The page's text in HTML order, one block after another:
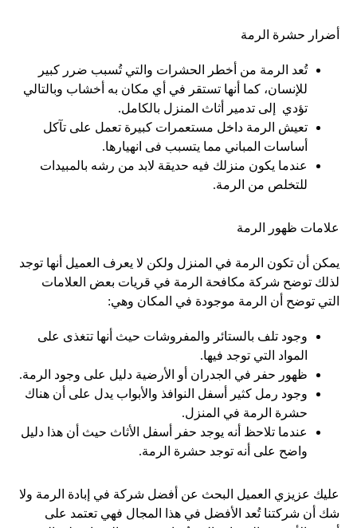
أضرار حشرة الرمة
تُعد الرمة من أخطر الحشرات والتي تُسبب ضرر كبير
للإنسان، كما أنها تستقر في أي مكان به أخشاب وبالتالي
تؤدي إلى تدمير أثاث المنزل بالكامل.
تعيش الرمة داخل مستعمرات كبيرة تعمل على تآكل
أساسات المباني مما يتسبب فى انهيارها.
عندما يكون منزلك فيه حديقة لابد من رشه بالمبيدات
للتخلص من الرمة.
علامات ظهور الرمة
يمكن أن تكون الرمة في المنزل ولكن لا يعرف العميل أنها توجد
لذلك توضح شركة مكافحة الرمة في قريات بعض العلامات
التي توضح أن الرمة موجودة في المكان وهي:
وجود تلف بالستائر والمفروشات حيث أنها تتغذى على
المواد التي توجد فيها.
ظهور حفر في الجدران أو الأرضية دليل على وجود الرمة.
وجود رمل كثير أسفل النوافذ والأبواب يدل على أن هناك
حشرة الرمة في المنزل.
عندما تلاحظ أنه يوجد حفر أسفل الأثاث حيث أن هذا دليل
واضح على أنه توجد حشرة الرمة.
عليك عزيزي العميل البحث عن أفضل شركة في إبادة الرمة ولا
شك أن شركتنا تُعد الأفضل في هذا المجال فهي تعتمد على